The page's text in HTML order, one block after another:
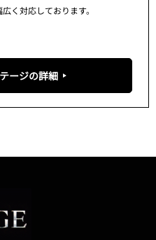
く対応しております。
ージの詳細